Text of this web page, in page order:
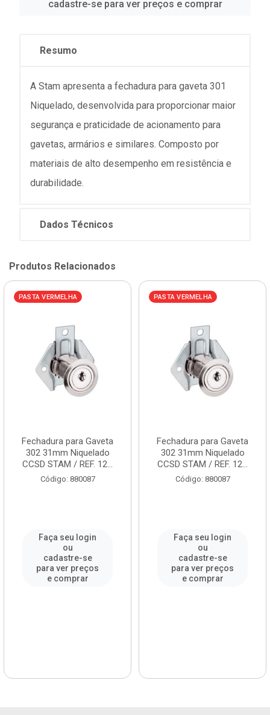
cadastre-se para ver preços e comprar
Resumo
A Stam apresenta a fechadura para gaveta 301
Niquelado, desenvolvida para proporcionar maior
segurança e praticidade de acionamento para
gavetas, armários e similares. Composto por
materiais de alto desempenho em resistência e
durabilidade.
Dados Técnicos
Produtos Relacionados
PASTA VERMELHA
Fechadura para Gaveta
302 31mm Niquelado
CCSD STAM / REF. 12...
Código: 880087
Faça seu login
ou
cadastre-se
para ver preços
e comprar
PASTA VERMELHA
Fechadura para Gaveta
302 31mm Niquelado
CCSD STAM / REF. 12...
Código: 880087
Faça seu login
ou
cadastre-se
para ver preços
e comprar